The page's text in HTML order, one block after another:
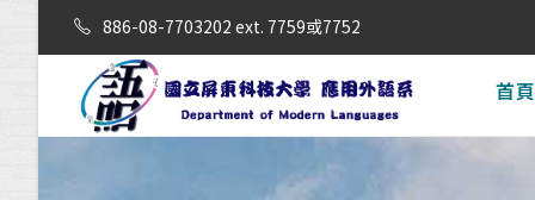
886-08-7703202 ext. 7759或7752
首頁